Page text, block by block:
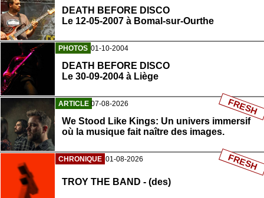
DEATH BEFORE DISCO
Le 12-05-2007 à Bomal-sur-Ourthe
PHOTOS 01-10-2004
DEATH BEFORE DISCO
Le 30-09-2004 à Liège
ARTICLE 07-08-2026
We Stood Like Kings: Un univers immersif
où la musique fait naître des images.
FRESH
CHRONIQUE 01-08-2026
TROY THE BAND - (des)
FRESH